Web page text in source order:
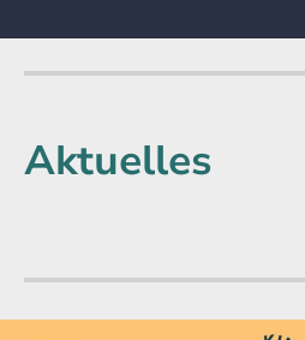
Aktuelles